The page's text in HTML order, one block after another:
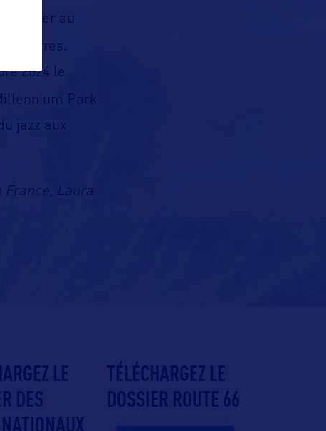
assister au
mètres.
2024 le
Park
jazz aux
France, Laura
LE
DES
TÉLÉCHARGEZ LE
DOSSIER ROUTE 66